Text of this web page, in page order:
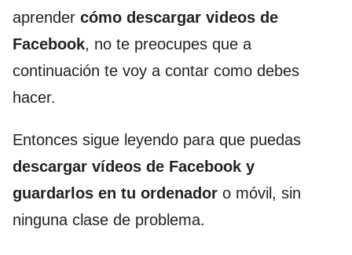
aprender cómo descargar videos de
Facebook, no te preocupes que a
continuación te voy a contar como debes
hacer.
Entonces sigue leyendo para que puedas
descargar vídeos de Facebook y
guardarlos en tu ordenador o móvil, sin
ninguna clase de problema.